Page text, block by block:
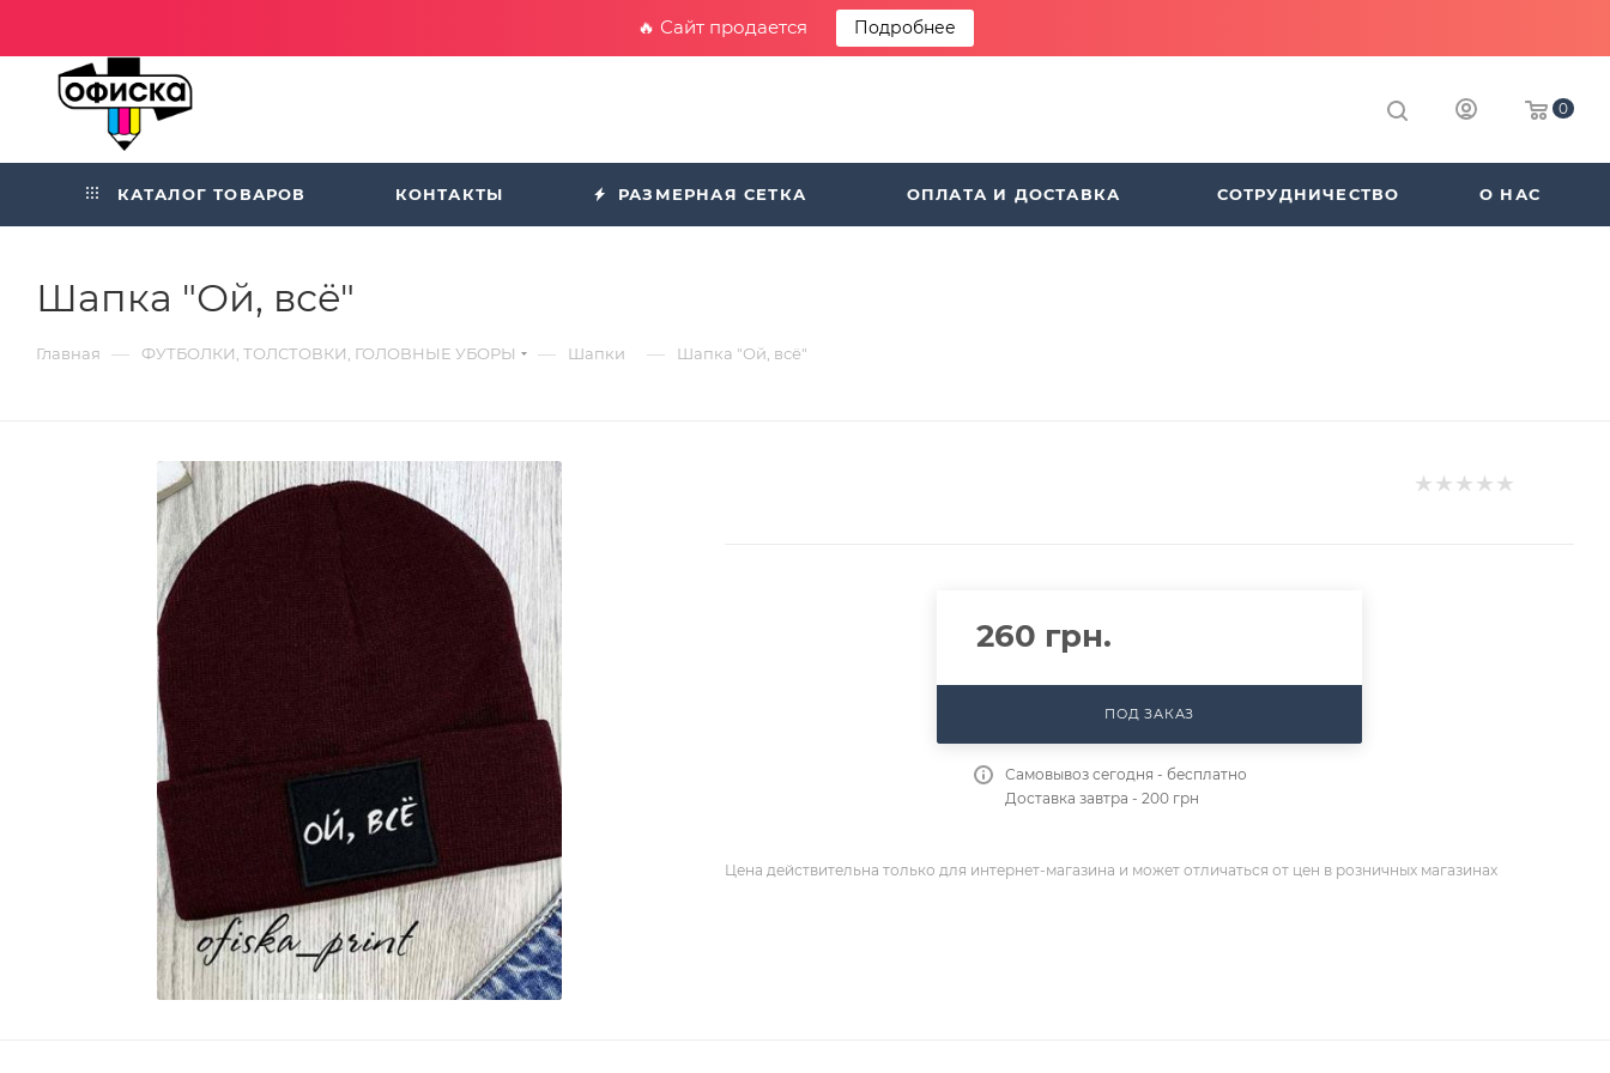
🔥 Сайт продается Подробнее
0
КАТАЛОГ ТОВАРОВ КОНТАКТЫ РАЗМЕРНАЯ СЕТКА ОПЛАТА И ДОСТАВКА СОТРУДНИЧЕСТВО О НАС
Шапка "Ой, всё"
Главная — ФУТБОЛКИ, ТОЛСТОВКИ, ГОЛОВНЫЕ УБОРЫ — Шапки — Шапка "Ой, всё"
260 грн.
ПОД ЗАКАЗ
Самовывоз сегодня - бесплатно
Доставка завтра - 200 грн
Цена действительна только для интернет-магазина и может отличаться от цен в розничных магазинах